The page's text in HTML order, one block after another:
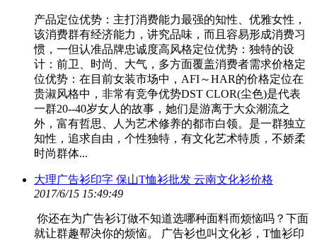
产品定位优势：主打消费能力最强的知性、优雅女性，
该消费群有经济能力，讲究品味，而且容易形成消费习
惯，一但认准品牌忠诚度高风格定位优势：独特的设
计：前卫、时尚、大气，多方面覆盖消费者需求价格定
位优势：在目前女装市场中，AFI～HAR的价格定位在
贵淑风格中，非常有竞争优势DST CLOR(尘色)是代表
一群20--40岁女人的故事，她们是游离于大众潮流之
外，富有哲思、人为艺术修养的都市白领。是一群独立
知性，追求自由，个性独特，有文化艺术特质，不娇柔
时尚群体...
大理广告衫印字 保山T恤衫批发 云南文化衫价格
2017/6/15 15:49:49
你还在为广告衫订做不知道选哪种面料而烦恼吗？下面
就让群趣帮决你的烦恼。 广告衫也叫文化衫，T恤衫印